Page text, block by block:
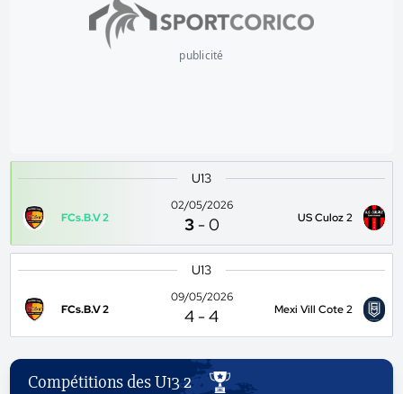
publicité
U13
FCs.B.V 2
02/05/2026
3 -0 US Culoz 2
U13
FCs.B.V 2
09/05/2026
4 -4 Mexi Vill Cote 2
Compétitions des U13 2